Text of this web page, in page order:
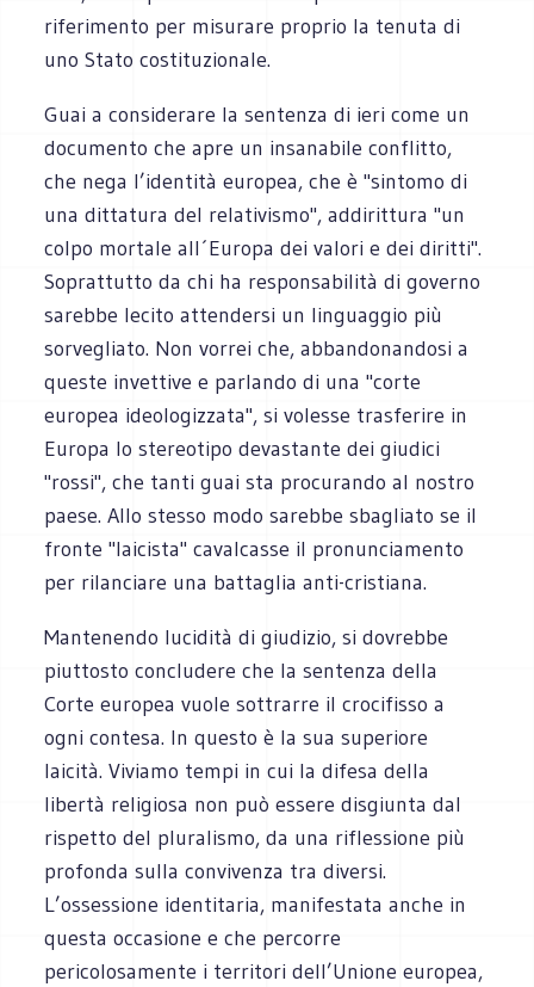
riferimento per misurare proprio la tenuta di
uno Stato costituzionale.
Guai a considerare la sentenza di ieri come un
documento che apre un insanabile conflitto,
che nega l’identità europea, che è "sintomo di
una dittatura del relativismo", addirittura "un
colpo mortale all´Europa dei valori e dei diritti".
Soprattutto da chi ha responsabilità di governo
sarebbe lecito attendersi un linguaggio più
sorvegliato. Non vorrei che, abbandonandosi a
queste invettive e parlando di una "corte
europea ideologizzata", si volesse trasferire in
Europa lo stereotipo devastante dei giudici
"rossi", che tanti guai sta procurando al nostro
paese. Allo stesso modo sarebbe sbagliato se il
fronte "laicista" cavalcasse il pronunciamento
per rilanciare una battaglia anti-cristiana.
Mantenendo lucidità di giudizio, si dovrebbe
piuttosto concludere che la sentenza della
Corte europea vuole sottrarre il crocifisso a
ogni contesa. In questo è la sua superiore
laicità. Viviamo tempi in cui la difesa della
libertà religiosa non può essere disgiunta dal
rispetto del pluralismo, da una riflessione più
profonda sulla convivenza tra diversi.
L’ossessione identitaria, manifestata anche in
questa occasione e che percorre
pericolosamente i territori dell’Unione europea,